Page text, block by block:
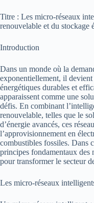
Titre : Les micro-réseaux
renouvelable et du stockage
Introduction
Dans un monde où la
exponentiellement, il devient
énergétiques durables et
apparaissent comme une
défis. En combinant
renouvelable, telles que le
d’énergie avancés, ces
l’approvisionnement en
combustibles fossiles. Dans
principes fondamentaux des
pour transformer le secteur
Les micro-réseaux